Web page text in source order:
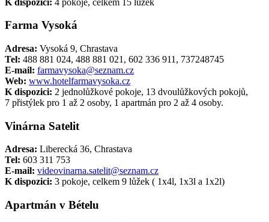
Farma Vysoká
Adresa: Vysoká 9, Chrastava
Tel: 488 881 024, 488 881 021, 602 336 911, 737248745
E-mail: farmavysoka@seznam.cz
Web: www.hotelfarmavysoka.cz
K dispozici: 2 jednolůžkové pokoje, 13 dvoulůžkových pokojů,
7 přistýlek pro 1 až 2 osoby, 1 apartmán pro 2 až 4 osoby.
Vinárna Satelit
Adresa: Liberecká 36, Chrastava
Tel: 603 311 753
E-mail: videovinarna.satelit@seznam.cz
K dispozici: 3 pokoje, celkem 9 lůžek ( 1x4l, 1x3l a 1x2l)
Apartmán v Bételu